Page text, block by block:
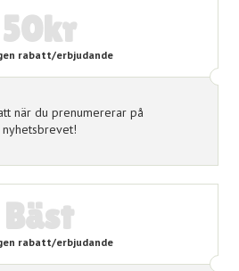
50kr
rabatt/erbjudande
när du prenumererar på
nyhetsbrevet!
Bäst
rabatt/erbjudande